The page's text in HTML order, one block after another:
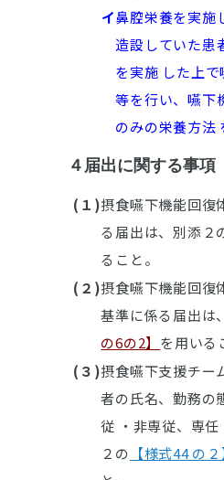
イ鼻腔栄養を実施
造設していた患
を実施 した上
等を行い、嚥下
のみの栄養方法
４ 届出に関する事項
(１)摂食嚥下機能回復
る届出は、別添２
ること。
(２)摂食嚥下機能回復
基準に係る届出は
の6の2】 を用いる
(３)摂食嚥下支援チー
者の氏名、勤務の
従 ・非専従、専
２の
【様式44 の２